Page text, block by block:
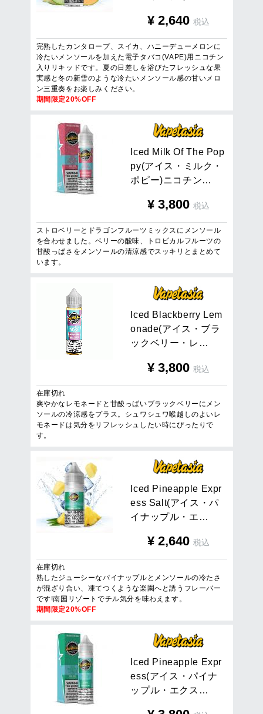
¥ 2,640 税込
完熟したカンタロープ、スイカ、ハニーデューメロンに
冷たいメンソールを加えた電子タバコ(VAPE)用ニコチン
入りリキッドです。夏の日差しを浴びたフレッシュな果
実感と冬の新雪のような冷たいメンソール感の甘いメロ
ン三重奏をお楽しみください。
期間限定20%OFF
ced M i k Of The Pop
py(アイ ス ・ ミ ルク ・
ポ ピー)ニコチ ン…
¥ 3,800 税込
ストロベリーとドラゴンフルーツミックスにメンソール
を合わせました。ベリーの酸味、トロピカルフルーツの
甘酸っぱさをメンソールの清涼感でスッキリとまとめて
います。
ced B ackberry Lem
onade(アイ ス ・ ブラ
ッ クベリ ー ・ レ …
¥ 3,800 税込
在庫切れ
爽やかなレモネードと甘酸っぱいブラックベリーにメン
ソールの冷涼感をプラス。シュワシュワ喉越しのよいレ
モネードは気分をリフレッシュしたい時にぴったりで
す。
ced Pineapp le Expr
ess Sa t(アイ ス ・パ
イ ナ ップル ・ エ …
¥ 2,640 税込
在庫切れ
熟したジューシーなパイナップルとメンソールの冷たさ
が混ざり合い、凍てつくような楽園へと誘うフレーバー
です!南国リゾートでチル気分を味わえます。
期間限定20%OFF
ced Pineapp le Expr
ess(アイ ス ・パイナ
ッ プル ・ エク ス …